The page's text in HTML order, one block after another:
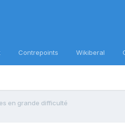
Contrepoints Wikiberal
en grande difficulté